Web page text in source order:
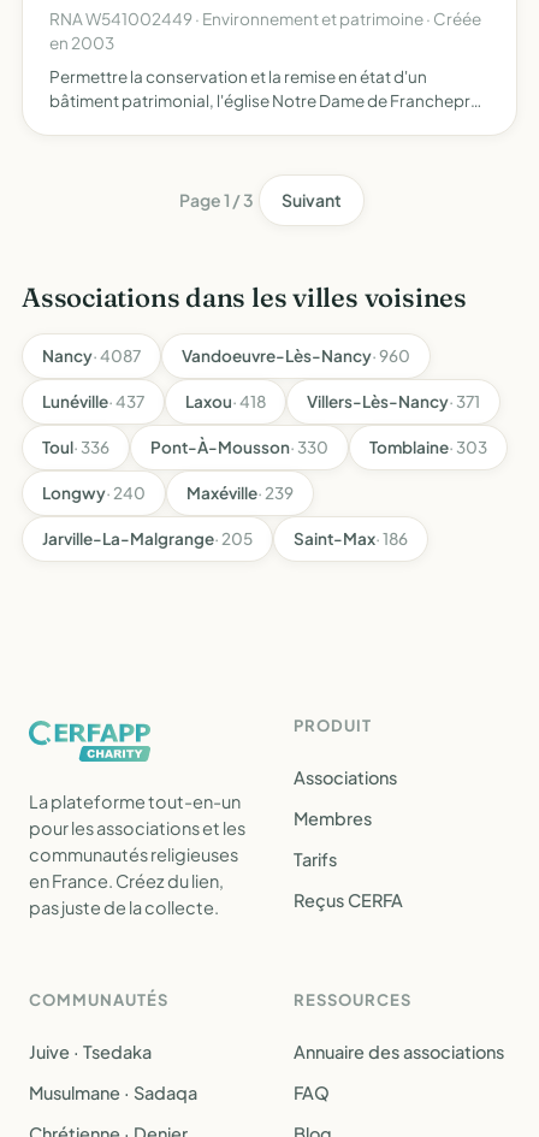
RNA W541002449 · Environnement et patrimoine · Créée
en 2003
Permettre la conservation et la remise en état d'un
bâtiment patrimonial, l'église Notre Dame de Franchepré
Page 1 / 3 Suivant
Associations dans les villes voisines
Nancy· 4087 Vandoeuvre-Lès-Nancy· 960
Lunéville· 437 Laxou· 418 Villers-Lès-Nancy· 371
Toul· 336 Pont-À-Mousson· 330 Tomblaine· 303
Longwy· 240 Maxéville· 239
Jarville-La-Malgrange· 205 Saint-Max· 186
La plateforme tout-en-un
pour les associations et les
communautés religieuses
en France. Créez du lien,
pas juste de la collecte.
PRODUIT
Associations
Membres
Tarifs
Reçus CERFA
COMMUNAUTÉS
Juive · Tsedaka
Musulmane · Sadaqa
RESSOURCES
Annuaire des associations
FAQ